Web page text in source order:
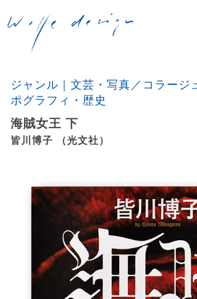
ジャンル｜文芸・写真／コラージ
ポグラフィ・歴史
海賊女王 下
皆川博子 （光文社）